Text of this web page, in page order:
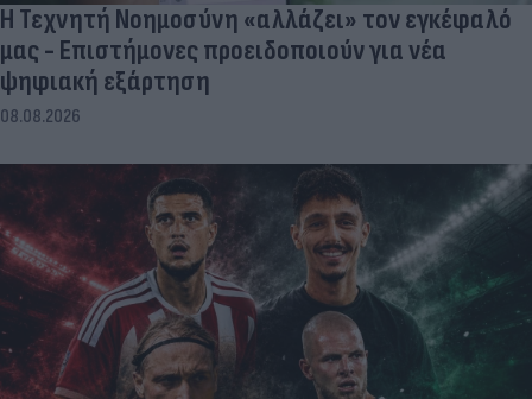
Η Τεχνητή Νοημοσύνη «αλλάζει» τον εγκέφαλό
μας - Eπιστήμονες προειδοποιούν για νέα
ψηφιακή εξάρτηση
08.08.2026